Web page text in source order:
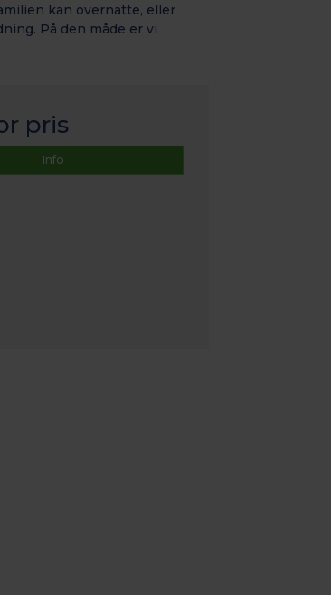
kan overnatte, eller
På den måde er vi
pris
Info